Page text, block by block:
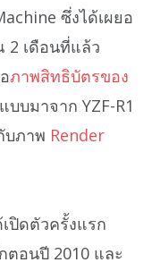
ซึ่งได้เผยอ
2 เดือนที่แล้ว
ภาพสิทธิบัตรของ
บมาจาก YZF-R1
บภาพ Render
ปิดตัวครั้งแรก
ตอนปี 2010 และ